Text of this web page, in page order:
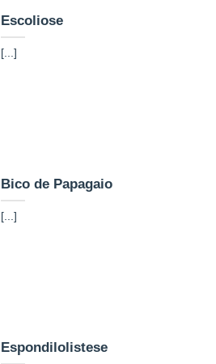
Escoliose
[...]
Bico de Papagaio
[...]
Espondilolistese